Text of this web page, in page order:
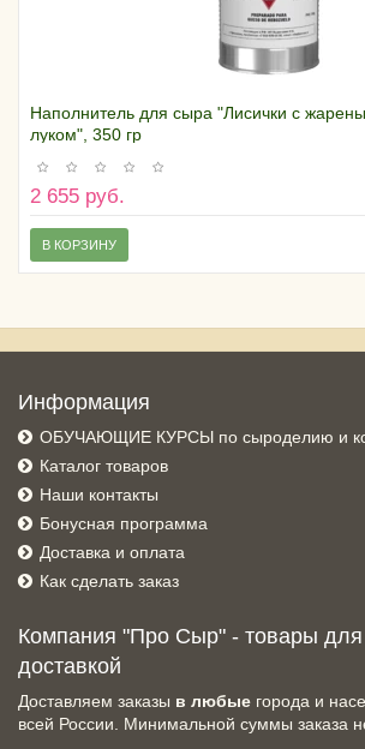
Наполнитель для сыра "Лисички с
луком", 350 гр
2 655 руб.
В КОРЗИНУ
Информация
ОБУЧАЮЩИЕ КУРСЫ по сыроделию и
Каталог товаров
Наши контакты
Бонусная программа
Доставка и оплата
Как сделать заказ
Компания "Про Сыр" - товары
доставкой
Доставляем заказы в любые города и
всей России. Минимальной суммы заказа